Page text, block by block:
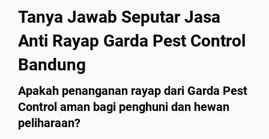
Tanya Jawab Seputar Jasa
Anti Rayap Garda Pest Control
Bandung
Apakah penanganan rayap dari Garda Pest
Control aman bagi penghuni dan hewan
peliharaan?